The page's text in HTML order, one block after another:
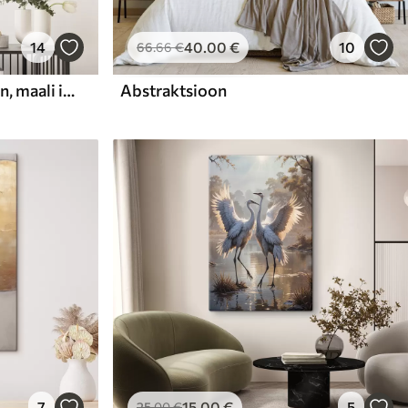
14
Abstraktne kompositsioon, maali imitatsioon
66.66€40.00€ 10
Abstraktsioon